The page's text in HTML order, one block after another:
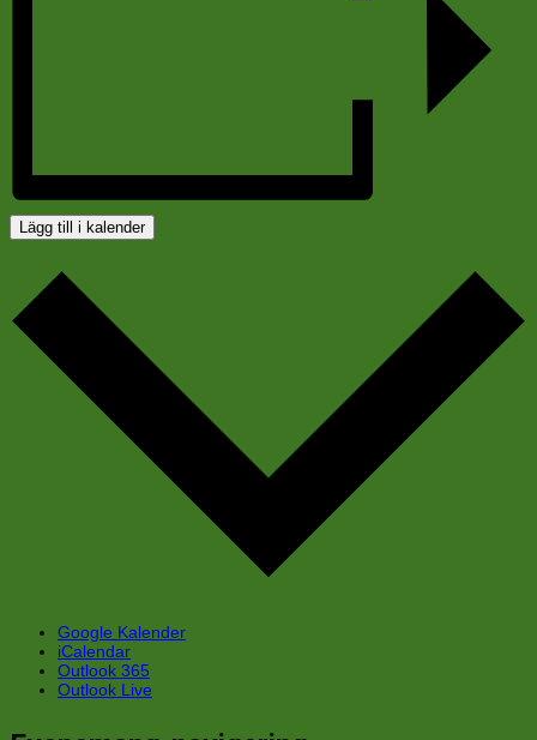
Lägg till i kalender
Google Kalender
iCalendar
Outlook 365
Outlook Live